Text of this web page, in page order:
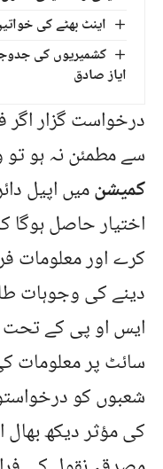
اینٹ بھٹے کی
کشمیریوں کی
ایاز صادق
درخواست گزار اگر
سے مطمئن نہ ہو تو
کمیشنمیں اپیل
اختیار حاصل ہوگا
کرے اور معلومات
دینے کی وجوہات
ایس او پی کے
سائٹ پر معلومات
شعبوں کو
کی مؤثر دیکھ